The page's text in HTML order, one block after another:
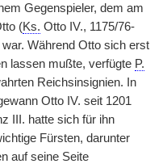
Gegenspieler, dem am
(Ks. Otto IV., 1175/76-
Während Otto sich erst
lassen mußte, verfügte P.
Reichsinsignien. In
Otto IV. seit 1201
III. hatte sich für ihn
Fürsten, darunter
auf seine Seite